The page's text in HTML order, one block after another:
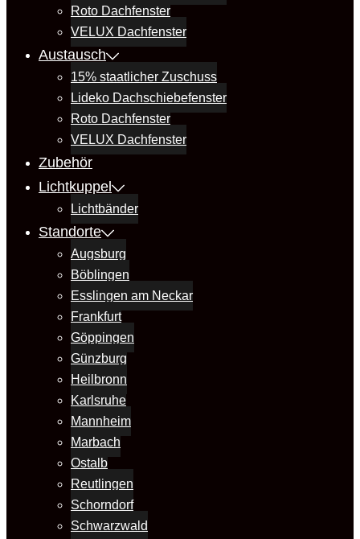
Roto Dachfenster
VELUX Dachfenster
Austausch
15% staatlicher Zuschuss
Lideko Dachschiebefenster
Roto Dachfenster
VELUX Dachfenster
Zubehör
Lichtkuppel
Lichtbänder
Standorte
Augsburg
Böblingen
Esslingen am Neckar
Frankfurt
Göppingen
Günzburg
Heilbronn
Karlsruhe
Mannheim
Marbach
Ostalb
Reutlingen
Schorndorf
Schwarzwald